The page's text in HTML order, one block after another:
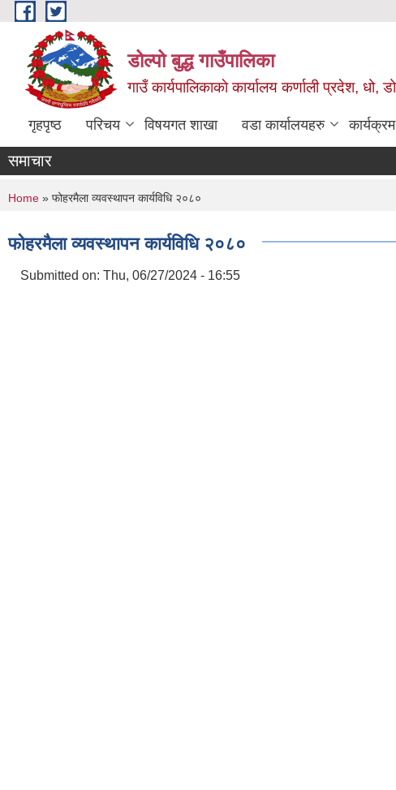
Skip to main content
डोल्पो बुद्ध गाउँपालिका
गाउँ कार्यपालिकाकाे कार्यालय कर्णाली प्रदेश, धो,
गृहपृष्ठ परिचय विषयगत शाखा वडा कार्यालयहरु
समाचार
You are here
Home » फोहरमैला व्यवस्थापन कार्यविधि २०८०
फोहरमैला व्यवस्थापन कार्यविधि २०८०
Submitted on: Thu, 06/27/2024 - 16:55